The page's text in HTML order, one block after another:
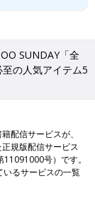
SUNDAY「全
の人気アイテム5
配信サービスが、
規版配信サービス
号）です。
いるサービスの一覧